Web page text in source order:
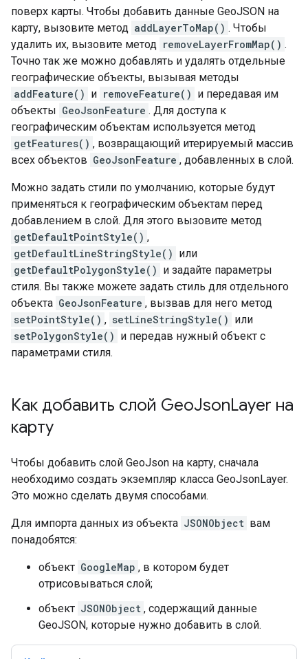
поверх карты. Чтобы добавить данные GeoJSON на
карту, вызовите метод addLayerToMap() . Чтобы
удалить их, вызовите метод removeLayerFromMap() .
Точно так же можно добавлять и удалять отдельные
географические объекты, вызывая методы
addFeature() и removeFeature() и передавая им
объекты GeoJsonFeature . Для доступа к
географическим объектам используется метод
getFeatures() , возвращающий итерируемый массив
всех объектов GeoJsonFeature , добавленных в слой.
Можно задать стили по умолчанию, которые будут
применяться к географическим объектам перед
добавлением в слой. Для этого вызовите метод
getDefaultPointStyle() ,
getDefaultLineStringStyle() или
getDefaultPolygonStyle() и задайте параметры
стиля. Вы также можете задать стиль для отдельного
объекта GeoJsonFeature , вызвав для него метод
setPointStyle() , setLineStringStyle() или
setPolygonStyle() и передав нужный объект с
параметрами стиля.
Как добавить слой GeoJsonLayer на
карту
Чтобы добавить слой GeoJson на карту, сначала
необходимо создать экземпляр класса GeoJsonLayer.
Это можно сделать двумя способами.
Для импорта данных из объекта JSONObject вам
понадобятся:
объект GoogleMap , в котором будет
отрисовываться слой;
объект JSONObject , содержащий данные
GeoJSON, которые нужно добавить в слой.